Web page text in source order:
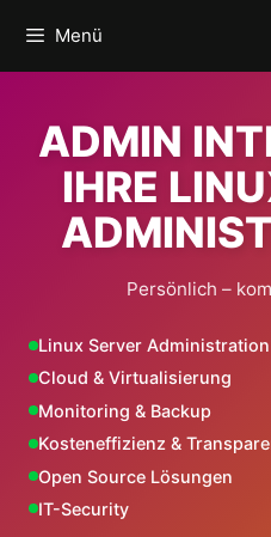
Inhalt
springen
Menü
ADMIN
IHRE
Persönlich –
Linux Server Administration
Cloud & Virtualisierung
Monitoring & Backup
Kosteneffizienz &
Open Source Lösungen
IT-Security